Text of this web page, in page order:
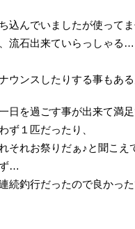
んでいましたが使ってま
流石出来ていらっしゃる
ウンスしたりする事もあ
を過ごす事が出来て満足
ず１匹だったり、
それお祭りだぁ♪と聞こえ
…
釣行だったので良かった